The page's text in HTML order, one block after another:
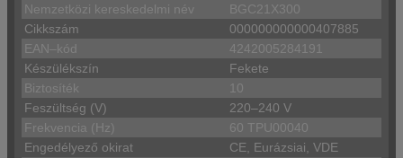
Nemzetközi kereskedelmi név
BGC21X300
Cikkszám
000000000000407885
EAN–kód
4242005284191
Készülékszín
Fekete
Biztosíték
10
Feszültség (V)
220–240 V
Frekvencia (Hz)
60 TPU00040
Engedélyező okirat
CE, Eurázsiai, VDE